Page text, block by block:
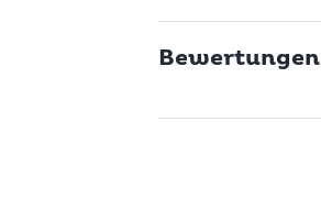
Bewertungen